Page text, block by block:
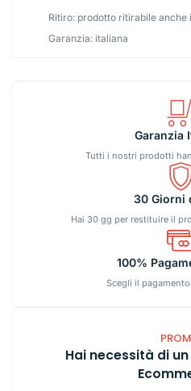
Ritiro: prodotto ritirabile anche
Garanzia: italiana
Garanzia
Tutti i nostri prodotti
30 Giorni
Hai 30 gg per restituire il
100%
Scegli il
Hai necessità di